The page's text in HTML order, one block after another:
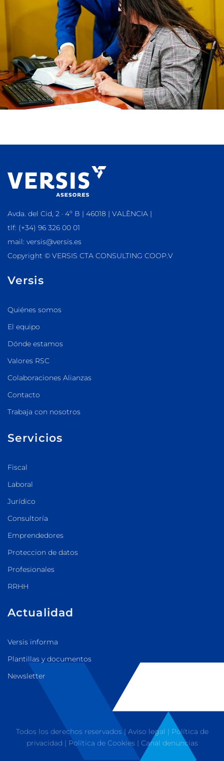
Avda. del Cid, 2 · 4º B | 46018 | VALÈNCIA |
tlf: (+34) 96 326 00 01
mail: versis@versis.es
Copyright © VERSIS CTA CONSULTING COOP.V
Versis
Quiénes somos
El equipo
Dónde estamos
Valores RSC
Colaboraciones Alianzas
Contacto
Trabaja con nosotros
Servicios
Fiscal
Laboral
Jurídico
Consultoría
Emprendedores
Proteccion de datos
Profesionales
RRHH
Actualidad
Versis informa
Plantillas y documentos
Newsletter
Todos los derechos reservados | Aviso legal | Política de
privacidad | Política de Cookies | Canal denuncias